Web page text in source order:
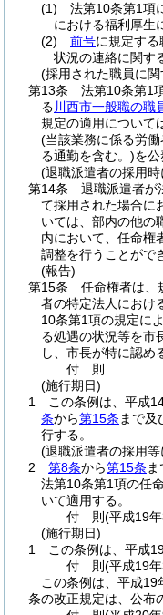
(1)
法第10条第1項
における福利厚生
(2)
前号に規定す
状況の連絡に関す
(採用された職員に
第13条
法第10条第1
る 川西市一般職の職
規定の適用について
(当該業務に係る労
る通勤を含む。)を公
(退職派遣者の採用
第14条
退職派遣者が
て採用された場合に
いては、部内の他の
内において、任命権
調整を行うことがで
(報告)
第15条
任命権者は、
者の特定法人におけ
10条第1項の規定に
る処遇の状況等を市
し、市長が特に認め
付 則
(施行期日)
1
この条例は、平成
条から第15条 まで及
行する。
(退職派遣者の採用
2
第8条から第15条
法第10条第1項の任
いて適用する。
付 則(平成19
(施行期日)
1
この条例は、平成
付 則(平成19
この条例は、平成19
条の改正規定は、公布